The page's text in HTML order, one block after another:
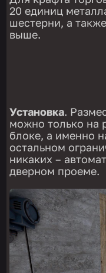
20 единиц
шестерни, а
выше.
Установка.
можно только на
блоке, а именно
остальном
никаких –
дверном проеме.